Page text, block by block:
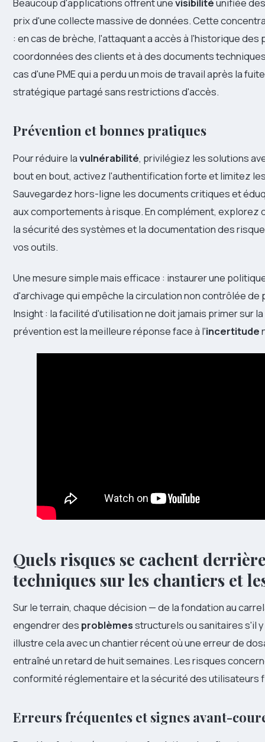
Beaucoup d'applications offrent unevisibilitéunifiée
prix d'une collecte massive de données. Cette
: en cas de brèche, l'attaquant a accès à l'historique des
coordonnées des clients et à des documents
cas d'une PME qui a perdu un mois de travail après la
stratégique partagé sans restrictions d'accès.
Prévention et bonnes pratiques
Pour réduire lavulnérabilité, privilégiez les solutions
bout en bout, activez l'authentification forte et limitez
Sauvegardez hors-ligne les documents critiques et
aux comportements à risque. En complément, explorez
la sécurité des systèmes et la documentation des
vos outils.
Une mesure simple mais efficace : instaurer une
d'archivage qui empêche la circulation non contrôlée de
Insight : la facilité d'utilisation ne doit jamais primer sur la
prévention est la meilleure réponse face à l'incertitude
Quels risques se cachent
techniques sur les chantiers et
Sur le terrain, chaque décision — de la fondation au
engendrer des problèmesstructurels ou sanitaires s'il
illustre cela avec un chantier récent où une erreur de
entraîné un retard de huit semaines. Les risques
conformité réglementaire et la sécurité des utilisateurs
Erreurs fréquentes et signes avant-